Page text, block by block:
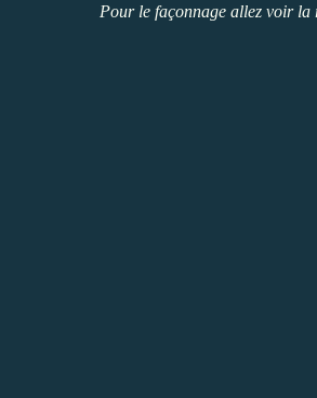
Pour le façonnage allez voir la